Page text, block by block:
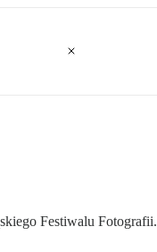
Festiwalu Fotografii.